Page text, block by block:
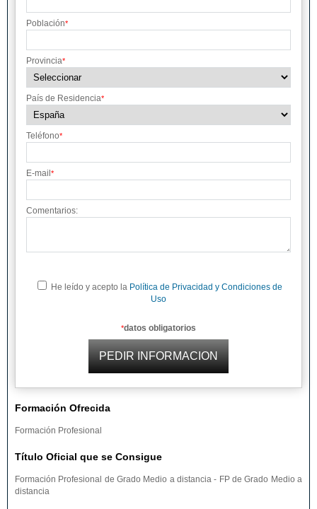
Población*
Provincia*
País de Residencia*
Teléfono*
E-mail *
Comentarios:
He leído y acepto la Política de Privacidad y Condiciones de
Uso
*datos obligatorios
Formación Ofrecida
Formación Profesional
Título Oficial que se Consigue
Formación Profesional de Grado Medio a distancia - FP de Grado Medio a
distancia